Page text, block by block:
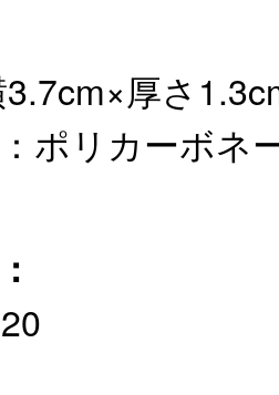
厚さ
ポリカーボネ